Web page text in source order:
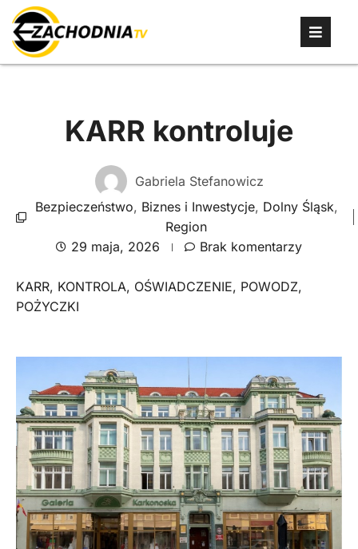
KARR kontroluje
Gabriela Stefanowicz
Bezpieczeństwo, Biznes i Inwestycje, Dolny Śląsk,
Region
29 maja, 2026
Brak komentarzy
KARR, KONTROLA, OŚWIADCZENIE, POWODZ,
POŻYCZKI